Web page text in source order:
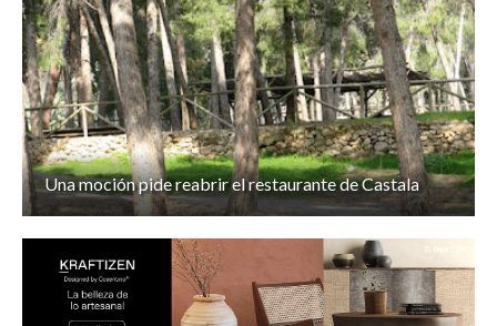
Una moción pide reabrir el restaurante de Castala